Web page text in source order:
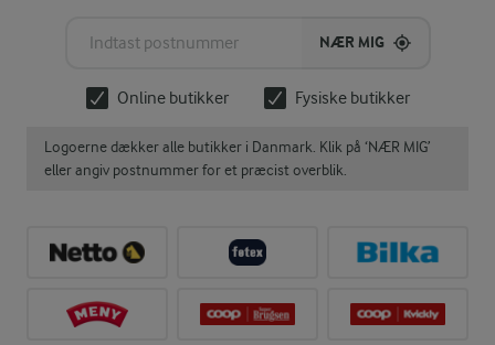
NÆR MIG
Online butikker Fysiske butikker
Logoerne dækker alle butikker i Danmark. Klik på ‘NÆR MIG’
eller angiv postnummer for et præcist overblik.